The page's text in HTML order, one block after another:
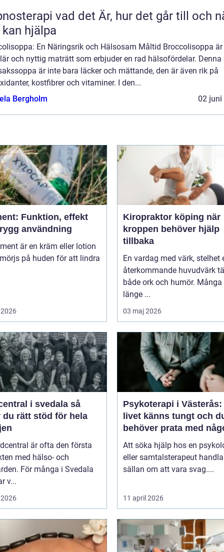
det Är, hur det går till och när
hjälpa
En Näringsrik och Hälsosam Måltid Broccolisoppa är
och nyttig maträtt som erbjuder en rad hälsofördelar. Denna
är inte bara läcker och mättande, den är även rik på
kostfibrer och vitaminer. I den...
Bergholm
02 juni
Funktion, effekt
användning
är en kräm eller lotion
på huden för att lindra
Kiropraktor köping när
kroppen behöver hjälp
tillbaka
En vardag med värk, stelhet
återkommande huvudvärk
både ork och humör. Många
länge ...
03 maj 2026
i svedala så
du rätt stöd för hela
är ofta den första
med hälso- och
För många i Svedala
v...
Psykoterapi i Västerås:
livet känns tungt och
behöver prata med
Att söka hjälp hos en
eller samtalsterapeut
sällan om att vara svag....
11 april 2026